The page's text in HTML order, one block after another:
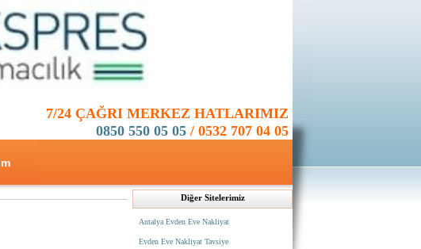
7/24 ÇAĞRI MERKEZ HATLARIMIZ
0850 550 05 05 / 0532 707 04 05
Diğer Sitelerimiz
Antalya Evden Eve Nakliyat
Evden Eve Nakliyat Tavsiye